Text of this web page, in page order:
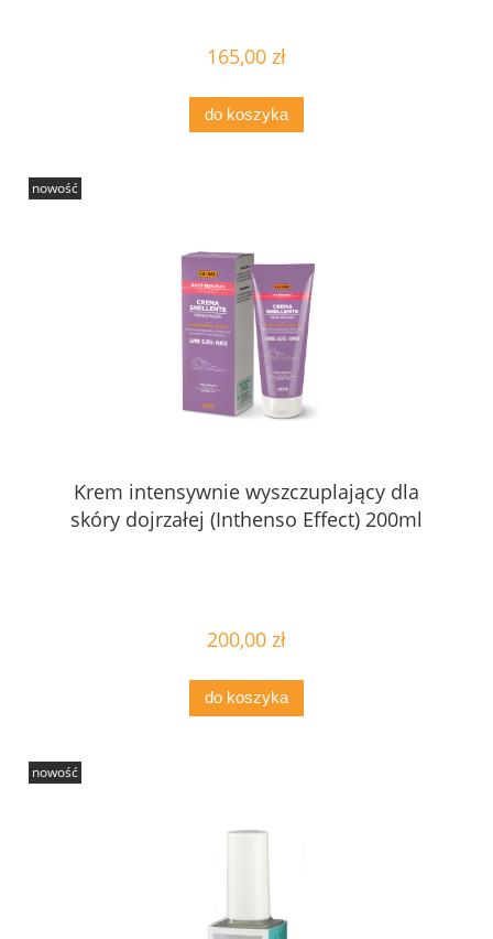
165,00 zł
do koszyka
Krem intensywnie wyszczuplający dla
skóry dojrzałej (Inthenso Effect) 200ml
200,00 zł
do koszyka
nowość
nowość